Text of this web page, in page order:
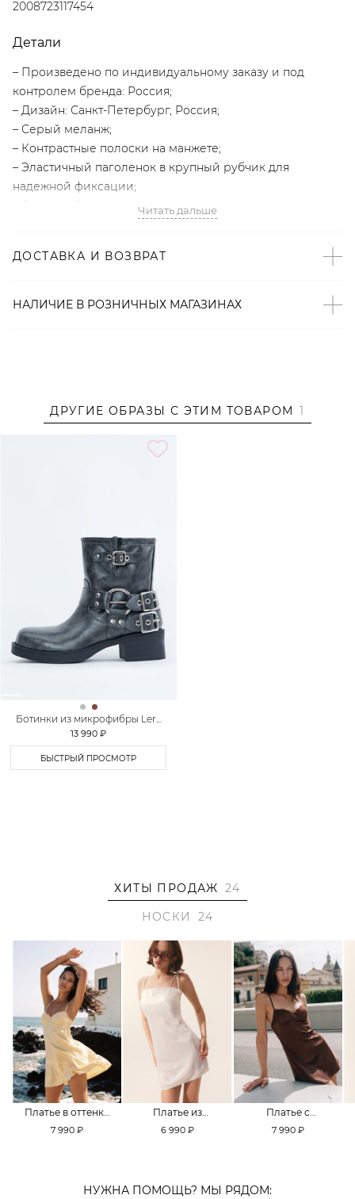
2008723117454
Детали
– Произведено по индивидуальному заказу и под
контролем бренда: Россия;
– Дизайн: Санкт-Петербург, Россия;
– Серый меланж;
– Контрастные полоски на манжете;
– Эластичный паголенок в крупный рубчик для
надежной фиксации;
– Логотип бренда на верхней части стопы;
хорошо «дышит».
Образ
Читать дальше
ДОСТАВКА И ВОЗВРАТ
НАЛИЧИЕ В РОЗНИЧНЫХ МАГАЗИНАХ
ДРУГИЕ ОБРАЗЫ С ЭТИМ ТОВАРОМ 1
Ботинки из микрофибры Lera
Nena Unreal
13 990 ₽
БЫСТРЫЙ ПРОСМОТР
ХИТЫ ПРОДАЖ 24
НОСКИ
24
Платье в оттенке
Pale Banana
7 990 ₽
Платье из
смесовой вискозы
6 990 ₽
Платье с
кружевной
7 990 ₽
НУЖНА ПОМОЩЬ? МЫ РЯДОМ: